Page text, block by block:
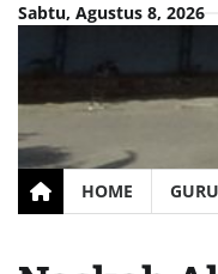
Skip
content
Sabtu, Agustus 8, 2026
HOME